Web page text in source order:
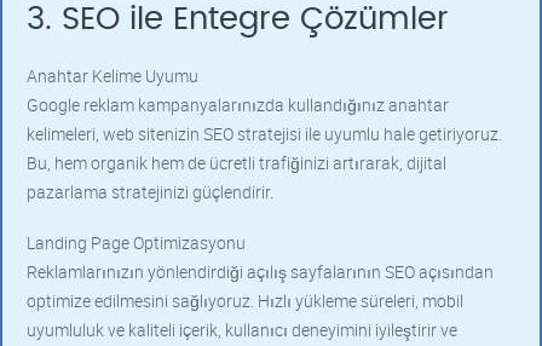
3. SEO ile Entegre Çözümler
Anahtar Kelime Uyumu
Google reklam kampanyalarınızda kullandığınız anahtar
kelimeleri, web sitenizin SEO stratejisi ile uyumlu hale getiriyoruz.
Bu, hem organik hem de ücretli trafiğinizi artırarak, dijital
pazarlama stratejinizi güçlendirir.
Landing Page Optimizasyonu
Reklamlarınızın yönlendirdiği açılış sayfalarının SEO açısından
optimize edilmesini sağlıyoruz. Hızlı yükleme süreleri, mobil
uyumluluk ve kaliteli içerik, kullanıcı deneyimini iyileştirir ve